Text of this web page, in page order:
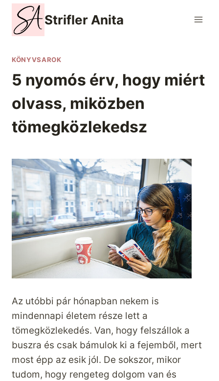
Skip
content
Strifler Anita
KÖNYVSAROK
5 nyomós érv, hogy miért
olvass, miközben
tömegközlekedsz
Az utóbbi pár hónapban nekem is
mindennapi életem része lett a
tömegközlekedés. Van, hogy felszállok a
buszra és csak bámulok ki a fejemből, mert
most épp az esik jól. De sokszor, mikor
tudom, hogy rengeteg dolgom van és